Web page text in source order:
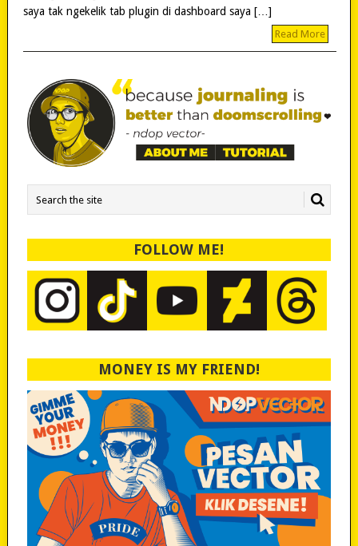
saya tak ngekelik tab plugin di dashboard saya […]
Read More
FOLLOW ME!
MONEY IS MY FRIEND!